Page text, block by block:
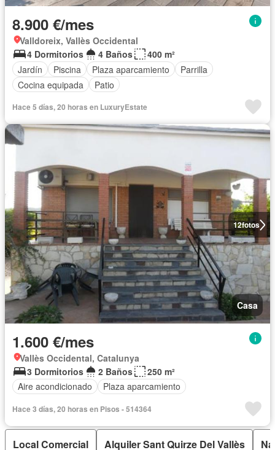
8.900 €/mes
Valldoreix, Vallès Occidental
4 Dormitorios
4 Baños
400 m²
Jardín
Piscina Plaza aparcamiento
Parrilla
Cocina equipada
Patio
Hace 5 días, 20 horas en LuxuryEstate
12fotos
Casa
1.600 €/mes
Vallès Occidental, Catalunya
3 Dormitorios
2 Baños
250 m²
Aire acondicionado
Plaza aparcamiento
Hace 3 días, 20 horas en Pisos - 514364
Local Comercial Alquiler Sant Quirze Del Vallès